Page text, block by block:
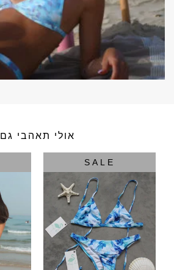
אולי תאהבי גם
SALE